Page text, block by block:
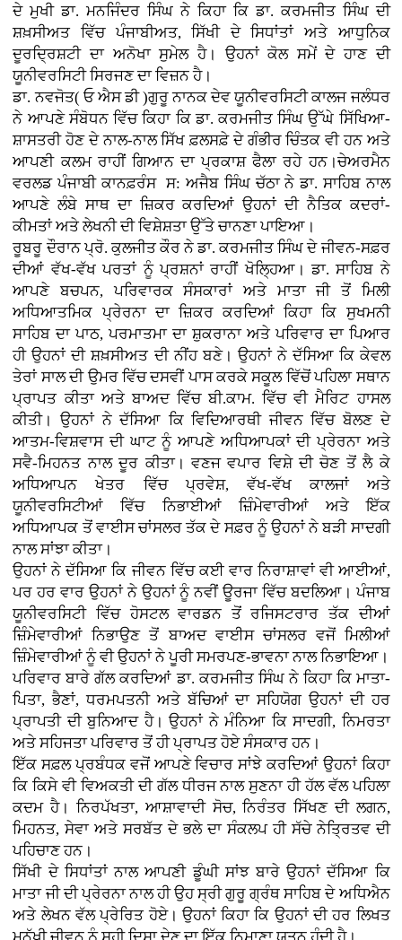
ਦੇ ਮੁਖੀ ਡਾ. ਮਨਜਿੰਦਰ ਸਿੰਘ ਨੇ ਕਿਹਾ ਕਿ ਡਾ. ਕਰਮਜੀਤ ਸਿੰਘ ਦੀ
ਸ਼ਖ਼ਸੀਅਤ ਵਿੱਚ ਪੰਜਾਬੀਅਤ, ਸਿੱਖੀ ਦੇ ਸਿਧਾਂਤਾਂ ਅਤੇ ਆਧੁਨਿਕ
ਦੂਰਦ੍ਰਿਸ਼ਟੀ ਦਾ ਅਨੋਖਾ ਸੁਮੇਲ ਹੈ। ਉਹਨਾਂ ਕੋਲ ਸਮੇਂ ਦੇ ਹਾਣ ਦੀ
ਯੂਨੀਵਰਸਿਟੀ ਸਿਰਜਣ ਦਾ ਵਿਜ਼ਨ ਹੈ।
ਡਾ. ਨਵਜੋਤ( ਓ ਐਸ ਡੀ )ਗੁਰੂ ਨਾਨਕ ਦੇਵ ਯੂਨੀਵਰਸਿਟੀ ਕਾਲਜ ਜਲੰਧਰ
ਨੇ ਆਪਣੇ ਸੰਬੋਧਨ ਵਿੱਚ ਕਿਹਾ ਕਿ ਡਾ. ਕਰਮਜੀਤ ਸਿੰਘ ਉੱਘੇ ਸਿੱਖਿਆ-
ਸ਼ਾਸਤਰੀ ਹੋਣ ਦੇ ਨਾਲ-ਨਾਲ ਸਿੱਖ ਫ਼ਲਸਫ਼ੇ ਦੇ ਗੰਭੀਰ ਚਿੰਤਕ ਵੀ ਹਨ ਅਤੇ
ਆਪਣੀ ਕਲਮ ਰਾਹੀਂ ਗਿਆਨ ਦਾ ਪ੍ਰਕਾਸ਼ ਫੈਲਾ ਰਹੇ ਹਨ।ਚੇਅਰਮੈਨ
ਵਰਲਡ ਪੰਜਾਬੀ ਕਾਨਫ਼ਰੰਸ ਸ: ਅਜੈਬ ਸਿੰਘ ਚੱਠਾ ਨੇ ਡਾ. ਸਾਹਿਬ ਨਾਲ
ਆਪਣੇ ਲੰਬੇ ਸਾਥ ਦਾ ਜ਼ਿਕਰ ਕਰਦਿਆਂ ਉਹਨਾਂ ਦੀ ਨੈਤਿਕ ਕਦਰਾਂ-
ਕੀਮਤਾਂ ਅਤੇ ਲੇਖਨੀ ਦੀ ਵਿਸ਼ੇਸ਼ਤਾ ਉੱਤੇ ਚਾਨਣਾ ਪਾਇਆ।
ਰੂਬਰੂ ਦੌਰਾਨ ਪ੍ਰੋ. ਕੁਲਜੀਤ ਕੌਰ ਨੇ ਡਾ. ਕਰਮਜੀਤ ਸਿੰਘ ਦੇ ਜੀਵਨ-ਸਫ਼ਰ
ਦੀਆਂ ਵੱਖ-ਵੱਖ ਪਰਤਾਂ ਨੂੰ ਪ੍ਰਸ਼ਨਾਂ ਰਾਹੀਂ ਖੋਲ੍ਹਿਆ। ਡਾ. ਸਾਹਿਬ ਨੇ
ਆਪਣੇ ਬਚਪਨ, ਪਰਿਵਾਰਕ ਸੰਸਕਾਰਾਂ ਅਤੇ ਮਾਤਾ ਜੀ ਤੋਂ ਮਿਲੀ
ਅਧਿਆਤਮਿਕ ਪ੍ਰੇਰਨਾ ਦਾ ਜ਼ਿਕਰ ਕਰਦਿਆਂ ਕਿਹਾ ਕਿ ਸੁਖਮਨੀ
ਸਾਹਿਬ ਦਾ ਪਾਠ, ਪਰਮਾਤਮਾ ਦਾ ਸ਼ੁਕਰਾਨਾ ਅਤੇ ਪਰਿਵਾਰ ਦਾ ਪਿਆਰ
ਹੀ ਉਹਨਾਂ ਦੀ ਸ਼ਖ਼ਸੀਅਤ ਦੀ ਨੀਂਹ ਬਣੇ। ਉਹਨਾਂ ਨੇ ਦੱਸਿਆ ਕਿ ਕੇਵਲ
ਤੇਰਾਂ ਸਾਲ ਦੀ ਉਮਰ ਵਿੱਚ ਦਸਵੀਂ ਪਾਸ ਕਰਕੇ ਸਕੂਲ ਵਿੱਚੋਂ ਪਹਿਲਾ ਸਥਾਨ
ਪ੍ਰਾਪਤ ਕੀਤਾ ਅਤੇ ਬਾਅਦ ਵਿੱਚ ਬੀ.ਕਾਮ. ਵਿੱਚ ਵੀ ਮੈਰਿਟ ਹਾਸਲ
ਕੀਤੀ। ਉਹਨਾਂ ਨੇ ਦੱਸਿਆ ਕਿ ਵਿਦਿਆਰਥੀ ਜੀਵਨ ਵਿੱਚ ਬੋਲਣ ਦੇ
ਆਤਮ-ਵਿਸ਼ਵਾਸ ਦੀ ਘਾਟ ਨੂੰ ਆਪਣੇ ਅਧਿਆਪਕਾਂ ਦੀ ਪ੍ਰੇਰਨਾ ਅਤੇ
ਸਵੈ-ਮਿਹਨਤ ਨਾਲ ਦੂਰ ਕੀਤਾ। ਵਣਜ ਵਪਾਰ ਵਿਸ਼ੇ ਦੀ ਚੋਣ ਤੋਂ ਲੈ ਕੇ
ਅਧਿਆਪਨ ਖੇਤਰ ਵਿੱਚ ਪ੍ਰਵੇਸ਼, ਵੱਖ-ਵੱਖ ਕਾਲਜਾਂ ਅਤੇ
ਯੂਨੀਵਰਸਿਟੀਆਂ ਵਿੱਚ ਨਿਭਾਈਆਂ ਜ਼ਿੰਮੇਵਾਰੀਆਂ ਅਤੇ ਇੱਕ
ਅਧਿਆਪਕ ਤੋਂ ਵਾਈਸ ਚਾਂਸਲਰ ਤੱਕ ਦੇ ਸਫ਼ਰ ਨੂੰ ਉਹਨਾਂ ਨੇ ਬੜੀ ਸਾਦਗੀ
ਨਾਲ ਸਾਂਝਾ ਕੀਤਾ।
ਉਹਨਾਂ ਨੇ ਦੱਸਿਆ ਕਿ ਜੀਵਨ ਵਿੱਚ ਕਈ ਵਾਰ ਨਿਰਾਸ਼ਾਵਾਂ ਵੀ ਆਈਆਂ,
ਪਰ ਹਰ ਵਾਰ ਉਹਨਾਂ ਨੇ ਉਹਨਾਂ ਨੂੰ ਨਵੀਂ ਊਰਜਾ ਵਿੱਚ ਬਦਲਿਆ। ਪੰਜਾਬ
ਯੂਨੀਵਰਸਿਟੀ ਵਿੱਚ ਹੋਸਟਲ ਵਾਰਡਨ ਤੋਂ ਰਜਿਸਟਰਾਰ ਤੱਕ ਦੀਆਂ
ਜ਼ਿੰਮੇਵਾਰੀਆਂ ਨਿਭਾਉਣ ਤੋਂ ਬਾਅਦ ਵਾਈਸ ਚਾਂਸਲਰ ਵਜੋਂ ਮਿਲੀਆਂ
ਜ਼ਿੰਮੇਵਾਰੀਆਂ ਨੂੰ ਵੀ ਉਹਨਾਂ ਨੇ ਪੂਰੀ ਸਮਰਪਣ-ਭਾਵਨਾ ਨਾਲ ਨਿਭਾਇਆ।
ਪਰਿਵਾਰ ਬਾਰੇ ਗੱਲ ਕਰਦਿਆਂ ਡਾ. ਕਰਮਜੀਤ ਸਿੰਘ ਨੇ ਕਿਹਾ ਕਿ ਮਾਤਾ-
ਪਿਤਾ, ਭੈਣਾਂ, ਧਰਮਪਤਨੀ ਅਤੇ ਬੱਚਿਆਂ ਦਾ ਸਹਿਯੋਗ ਉਹਨਾਂ ਦੀ ਹਰ
ਪ੍ਰਾਪਤੀ ਦੀ ਬੁਨਿਆਦ ਹੈ। ਉਹਨਾਂ ਨੇ ਮੰਨਿਆ ਕਿ ਸਾਦਗੀ, ਨਿਮਰਤਾ
ਅਤੇ ਸਹਿਜਤਾ ਪਰਿਵਾਰ ਤੋਂ ਹੀ ਪ੍ਰਾਪਤ ਹੋਏ ਸੰਸਕਾਰ ਹਨ।
ਇੱਕ ਸਫ਼ਲ ਪ੍ਰਬੰਧਕ ਵਜੋਂ ਆਪਣੇ ਵਿਚਾਰ ਸਾਂਝੇ ਕਰਦਿਆਂ ਉਹਨਾਂ ਕਿਹਾ
ਕਿ ਕਿਸੇ ਵੀ ਵਿਅਕਤੀ ਦੀ ਗੱਲ ਧੀਰਜ ਨਾਲ ਸੁਣਨਾ ਹੀ ਹੱਲ ਵੱਲ ਪਹਿਲਾ
ਕਦਮ ਹੈ। ਨਿਰਪੱਖਤਾ, ਆਸ਼ਾਵਾਦੀ ਸੋਚ, ਨਿਰੰਤਰ ਸਿੱਖਣ ਦੀ ਲਗਨ,
ਮਿਹਨਤ, ਸੇਵਾ ਅਤੇ ਸਰਬੱਤ ਦੇ ਭਲੇ ਦਾ ਸੰਕਲਪ ਹੀ ਸੱਚੇ ਨੇਤ੍ਰਿਤਵ ਦੀ
ਪਹਿਚਾਣ ਹਨ।
ਸਿੱਖੀ ਦੇ ਸਿਧਾਂਤਾਂ ਨਾਲ ਆਪਣੀ ਡੂੰਘੀ ਸਾਂਝ ਬਾਰੇ ਉਹਨਾਂ ਦੱਸਿਆ ਕਿ
ਮਾਤਾ ਜੀ ਦੀ ਪ੍ਰੇਰਨਾ ਨਾਲ ਹੀ ਉਹ ਸ੍ਰੀ ਗੁਰੂ ਗ੍ਰੰਥ ਸਾਹਿਬ ਦੇ ਅਧਿਐਨ
ਅਤੇ ਲੇਖਨ ਵੱਲ ਪ੍ਰੇਰਿਤ ਹੋਏ। ਉਹਨਾਂ ਕਿਹਾ ਕਿ ਉਹਨਾਂ ਦੀ ਹਰ ਲਿਖਤ